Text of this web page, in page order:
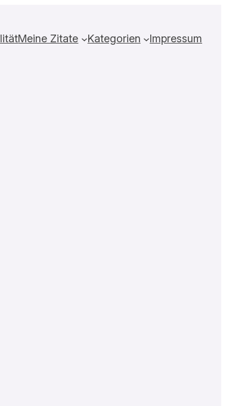
Meine Zitate Kategorien Impressum